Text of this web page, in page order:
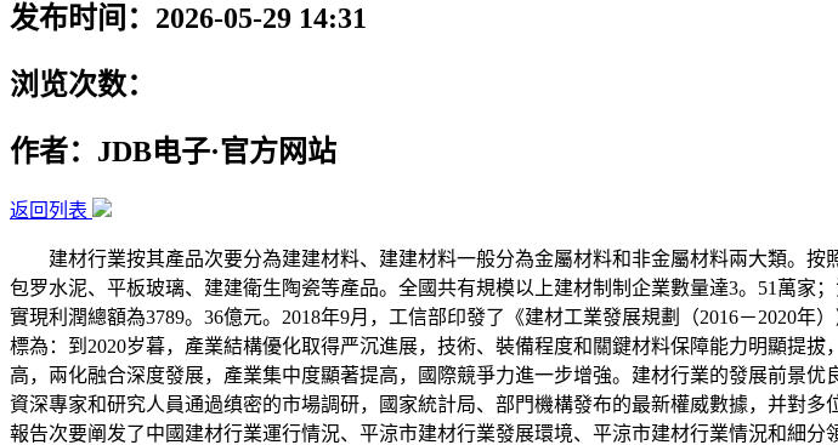
发布时间：2026-05-29 14:31
浏览次数：
作者：JDB电子·官方网站
返回列表
建材行業按其產品次要分為建建材料、建建材料一般分為金屬材料和非金屬材料兩大類。按
包罗水泥、平板玻璃、建建衛生陶瓷等產品。全國共有規模以上建材制制企業數量達3。51萬家
實現利潤總額為3789。36億元。2018年9月，工信部印發了《建材工業發展規劃（2016－2020
標為：到2020岁暮，產業結構優化取得严沉進展，技術、裝備程度和關鍵材料保障能力明顯提
高，兩化融合深度發展，產業集中度顯著提高，國際競爭力進一步增強。建材行業的發展前景
資深專家和研究人員通過缜密的市場調研，國家統計局、部門機構發布的最新權威數據，并對
報告次要阐发了中國建材行業運行情況、平涼市建材行業發展環境、平涼市建材行業情況和細